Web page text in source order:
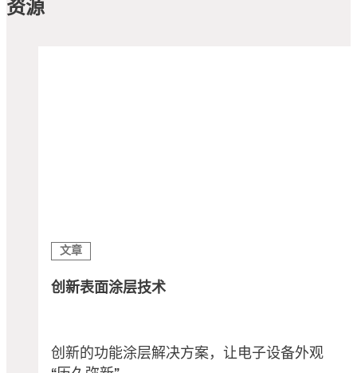
资源
文章
创新表面涂层技术
创新的功能涂层解决方案，让电子设备外观